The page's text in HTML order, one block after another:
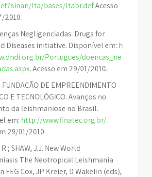
lta/bases/ltabr.defAcesso
2010.
Negligenciadas. Drugs for
Diseases initiative. Disponível em: h
Portugues/doencas_ne
. Acesso em 29/01/2010.
FUNDAÇÃO DE EMPREENDIMENTO
E TECNOLÓGICO. Avanços no
da leishmaniose no Brasil.
em: http://www.finatec.org.br/.
29/01/2010.
SHAW, J.J. New World
The Neotropical Leishmania
FEG Cox, JP Kreier, D Wakelin (eds),